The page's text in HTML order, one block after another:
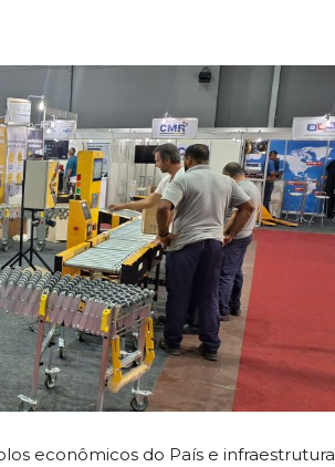
econômicos do País e infraestrutura